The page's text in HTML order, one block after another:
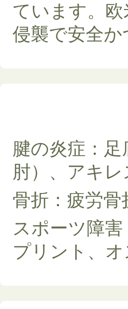
ています。
侵襲で安全
腱の炎症：
肘）、アキ
骨折：疲労
スポーツ障
プリント、